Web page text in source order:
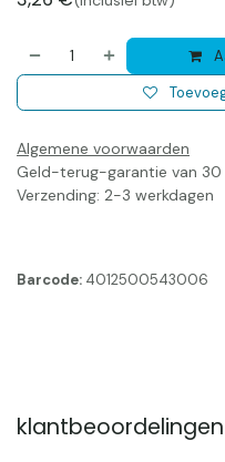
Algemene voorwaarden
Geld-terug-garantie van 30
Verzending: 2-3 werkdagen
Barcode: 4012500543006
klantbeoordelingen